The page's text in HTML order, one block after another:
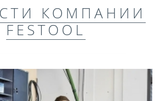
КОМПАНИИ
FESTOOL